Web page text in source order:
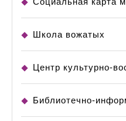
Школа вожатых
Центр культурно-
Библиотечно-